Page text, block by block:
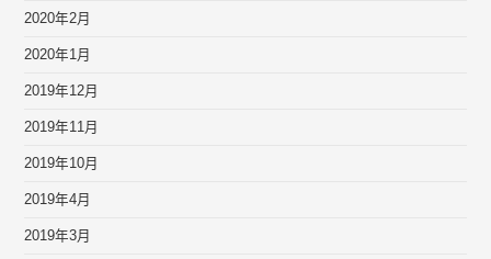
2020年2月
2020年1月
2019年12月
2019年11月
2019年10月
2019年4月
2019年3月